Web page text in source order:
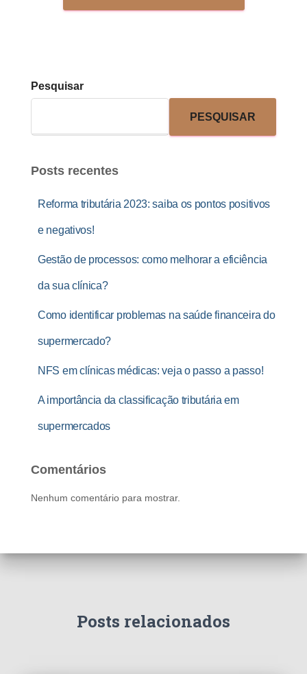
Pesquisar
PESQUISAR
Posts recentes
Reforma tributária 2023: saiba os pontos positivos
e negativos!
Gestão de processos: como melhorar a eficiência
da sua clínica?
Como identificar problemas na saúde financeira do
supermercado?
NFS em clínicas médicas: veja o passo a passo!
A importância da classificação tributária em
supermercados
Comentários
Nenhum comentário para mostrar.
Posts relacionados